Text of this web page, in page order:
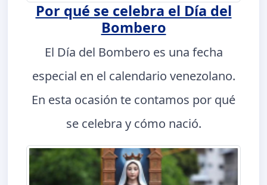
Por qué se celebra el Día del
Bombero
El Día del Bombero es una fecha
especial en el calendario venezolano.
En esta ocasión te contamos por qué
se celebra y cómo nació.